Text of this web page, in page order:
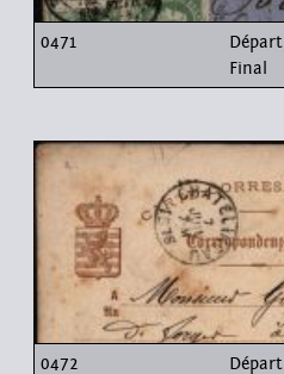
0471 Départ
Final
0472 Départ